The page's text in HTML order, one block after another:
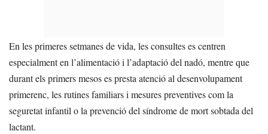
En les primeres setmanes de vida, les consultes es centren
especialment en l’alimentació i l’adaptació del nadó, mentre que
durant els primers mesos es presta atenció al desenvolupament
primerenc, les rutines familiars i mesures preventives com la
seguretat infantil o la prevenció del síndrome de mort sobtada del
lactant.